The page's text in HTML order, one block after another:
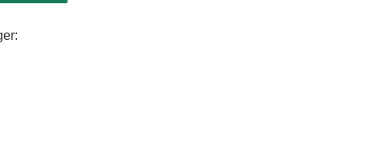
style unique et de créer l'ambiance des fêtes qui vous